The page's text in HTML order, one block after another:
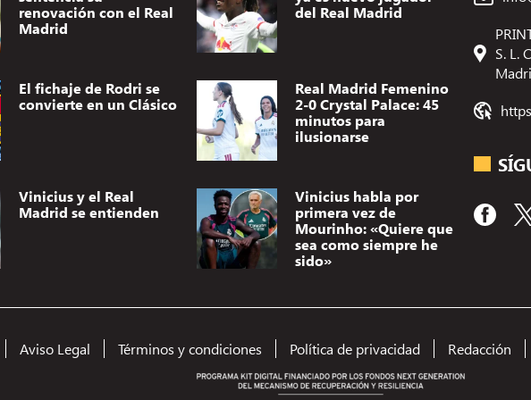
Utilizamos
(no)
como el
renovación con el Real
Madrid
del Real Madrid
El fichaje de Rodri se
convierte en un Clásico
Real Madrid Femenino
2-0 Crystal Palace: 45
minutos para
ilusionarse
Vinicius y el Real
Madrid se entienden
Vinicius habla por
primera vez de
Mourinho: «Quiere que
sea como siempre he
sido»
S. L.
Aviso Legal Términos y condiciones Política de privacidad Redacción